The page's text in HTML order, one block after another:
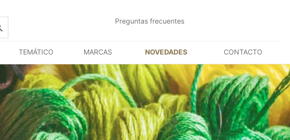
Preguntas frecuentes
TEMÁTICO MARCAS NOVEDADES CONTACTO